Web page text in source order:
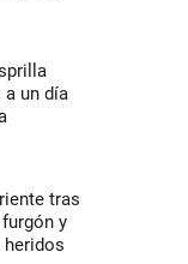
un día
tras
y